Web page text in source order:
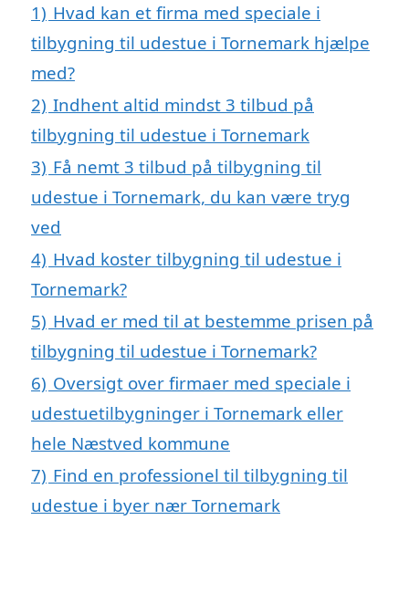
1) Hvad kan et firma med speciale i
tilbygning til udestue i Tornemark hjælpe
med?
2) Indhent altid mindst 3 tilbud på
tilbygning til udestue i Tornemark
3) Få nemt 3 tilbud på tilbygning til
udestue i Tornemark, du kan være tryg
ved
4) Hvad koster tilbygning til udestue i
Tornemark?
5) Hvad er med til at bestemme prisen på
tilbygning til udestue i Tornemark?
6) Oversigt over firmaer med speciale i
udestuetilbygninger i Tornemark eller
hele Næstved kommune
7) Find en professionel til tilbygning til
udestue i byer nær Tornemark